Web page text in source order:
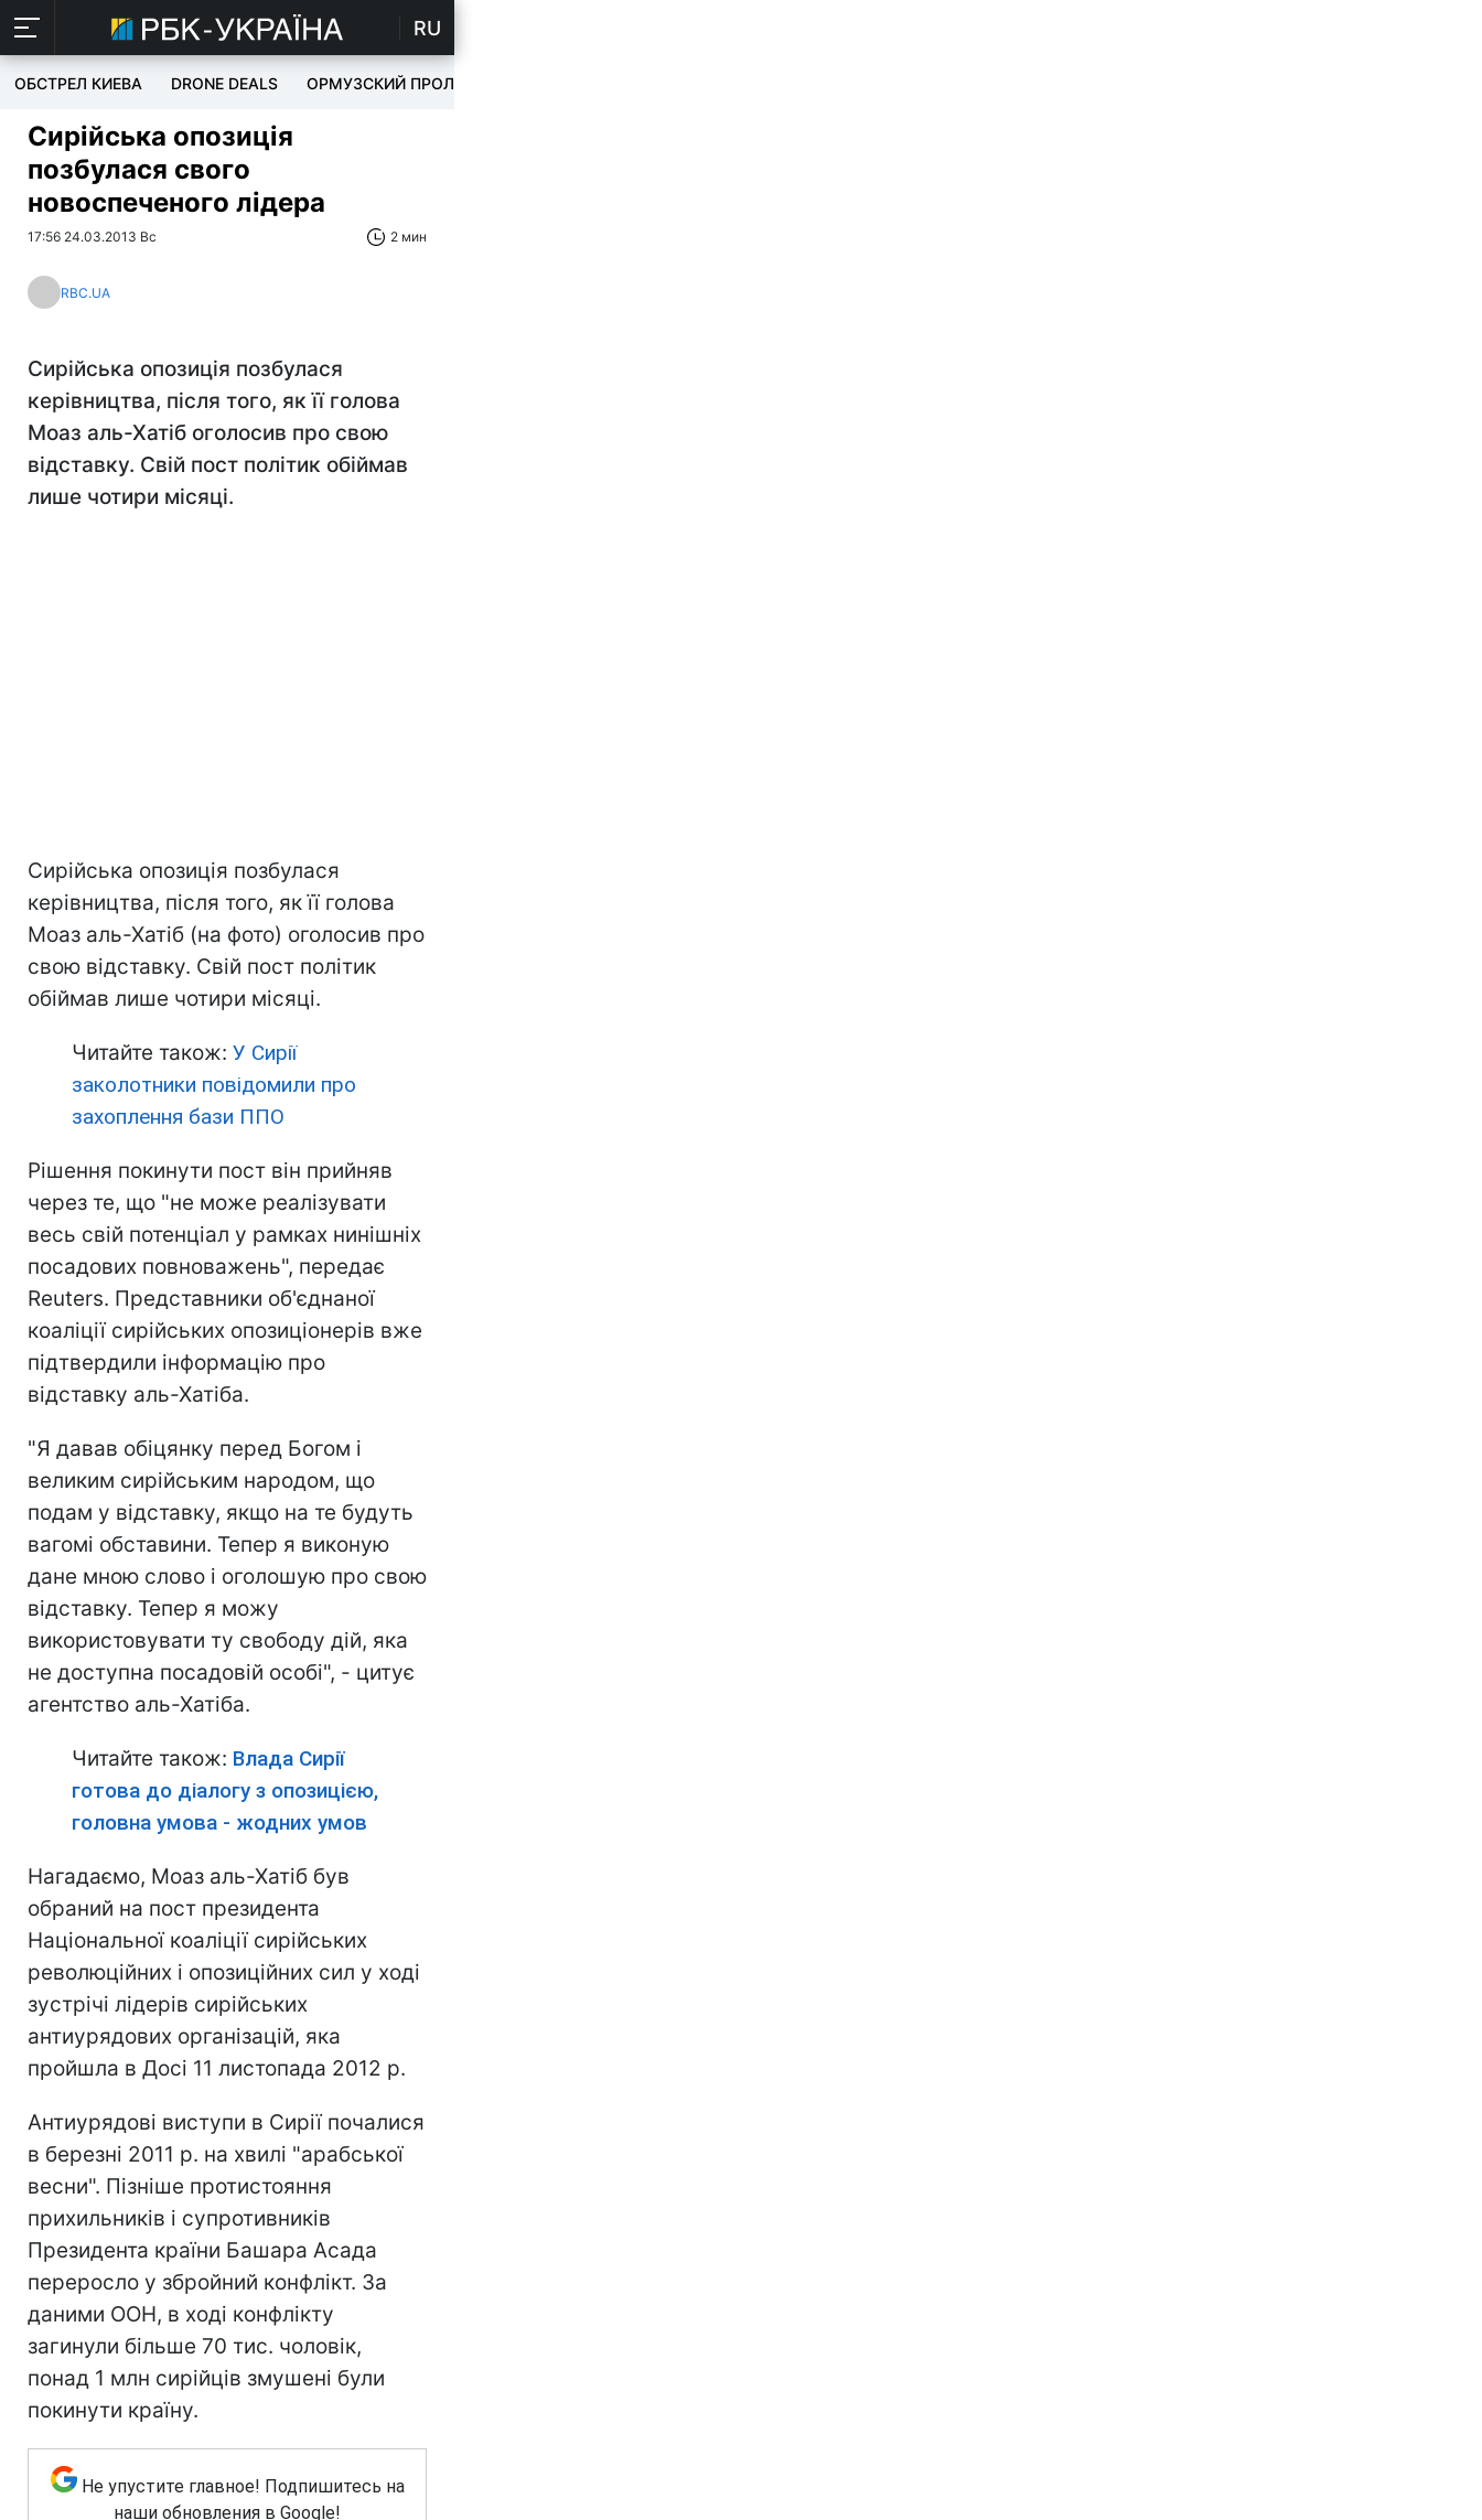
RU
ОБСТРЕЛ КИЕВА DRONE DEALS ОРМУЗСКИЙ ПРОЛИВ
Сирійська опозиція
позбулася свого
новоспеченого лідера
17:56 24.03.2013 Вс 2 мин
RBC.UA
Сирійська опозиція позбулася
керівництва, після того, як її голова
Моаз аль-Хатіб оголосив про свою
відставку. Свій пост політик обіймав
лише чотири місяці.
Сирійська опозиція позбулася
керівництва, після того, як її голова
Моаз аль-Хатіб (на фото) оголосив про
свою відставку. Свій пост політик
обіймав лише чотири місяці.
Читайте також: У Сирії
заколотники повідомили про
захоплення бази ППО
Рішення покинути пост він прийняв
через те, що "не може реалізувати
весь свій потенціал у рамках нинішніх
посадових повноважень", передає
Reuters. Представники об'єднаної
коаліції сирійських опозиціонерів вже
підтвердили інформацію про
відставку аль-Хатіба.
"Я давав обіцянку перед Богом і
великим сирійським народом, що
подам у відставку, якщо на те будуть
вагомі обставини. Тепер я виконую
дане мною слово і оголошую про свою
відставку. Тепер я можу
використовувати ту свободу дій, яка
не доступна посадовій особі", - цитує
агентство аль-Хатіба.
Читайте також: Влада Сирії
готова до діалогу з опозицією,
головна умова - жодних умов
Нагадаємо, Моаз аль-Хатіб був
обраний на пост президента
Національної коаліції сирійських
революційних і опозиційних сил у ході
зустрічі лідерів сирійських
антиурядових організацій, яка
пройшла в Досі 11 листопада 2012 р.
Антиурядові виступи в Сирії почалися
в березні 2011 р. на хвилі "арабської
весни". Пізніше протистояння
прихильників і супротивників
Президента країни Башара Асада
переросло у збройний конфлікт. За
даними ООН, в ході конфлікту
загинули більше 70 тис. чоловік,
понад 1 млн сирійців змушені були
покинути країну.
Не упустите главное! Подпишитесь на
наши обновления в Google!